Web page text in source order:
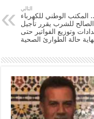
التالي
كوفيد-19.. المكتب الوطني للكهرباء
الصالح للشرب يقرر تأجيل
وتوزيع الفواتير حتى
حالة الطوارئ الصحية